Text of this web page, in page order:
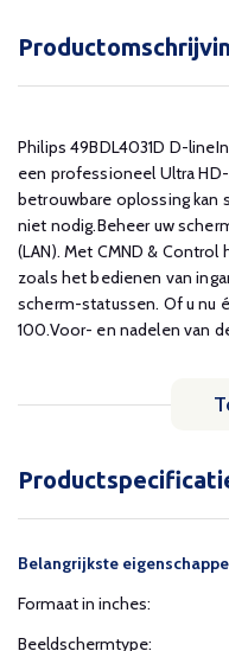
Philips 49BDL4031D D-
een professioneel Ultra
betrouwbare oplossing kan
niet nodig.Beheer uw
(LAN). Met CMND &
zoals het bedienen van
scherm-statussen. Of u nu
100.Voor- en nadelen van
Belangrijkste
Formaat in inches:
Beeldschermtype: